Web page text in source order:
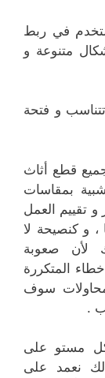
في ربط
متنوعة و
و فتحة
قطع أثاث
بمقاسات
تقييم العمل
، و كنصيحة لا
لأن صعوبة
المتكررة
سوف
.
مستو على
نعمد على